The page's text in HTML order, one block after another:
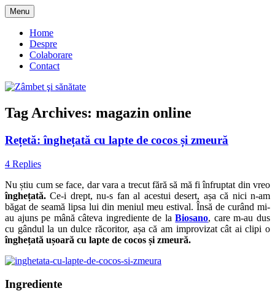
Skip
to
content
Zâmbet şi sănătate
Menu
Home
Despre
Colaborare
Contact
Tag Archives: magazin online
Rețetă: înghețată cu lapte de cocos și zmeură
4 Replies
Nu știu cum se face, dar vara a trecut fără să mă fi înfruptat din vreo
înghețată. Ce-i drept, nu-s fan al acestui desert, așa că nici n-am
băgat de seamă lipsa lui din meniul meu estival. Însă de curând mi-
au ajuns pe mână câteva ingrediente de laBiosano, care m-au dus
cu gândul la un dulce răcoritor, așa că am improvizat cât ai clipi o
înghețată ușoară cu lapte de cocos și zmeură.
Ingrediente